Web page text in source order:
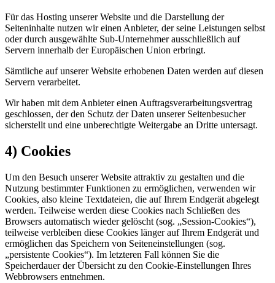
Für das Hosting unserer Website und die Darstellung der
Seiteninhalte nutzen wir einen Anbieter, der seine Leistungen selbst
oder durch ausgewählte Sub-Unternehmer ausschließlich auf
Servern innerhalb der Europäischen Union erbringt.
Sämtliche auf unserer Website erhobenen Daten werden auf diesen
Servern verarbeitet.
Wir haben mit dem Anbieter einen Auftragsverarbeitungsvertrag
geschlossen, der den Schutz der Daten unserer Seitenbesucher
sicherstellt und eine unberechtigte Weitergabe an Dritte untersagt.
4) Cookies
Um den Besuch unserer Website attraktiv zu gestalten und die
Nutzung bestimmter Funktionen zu ermöglichen, verwenden wir
Cookies, also kleine Textdateien, die auf Ihrem Endgerät abgelegt
werden. Teilweise werden diese Cookies nach Schließen des
Browsers automatisch wieder gelöscht (sog. „Session-Cookies“),
teilweise verbleiben diese Cookies länger auf Ihrem Endgerät und
ermöglichen das Speichern von Seiteneinstellungen (sog.
„persistente Cookies“). Im letzteren Fall können Sie die
Speicherdauer der Übersicht zu den Cookie-Einstellungen Ihres
Webbrowsers entnehmen.